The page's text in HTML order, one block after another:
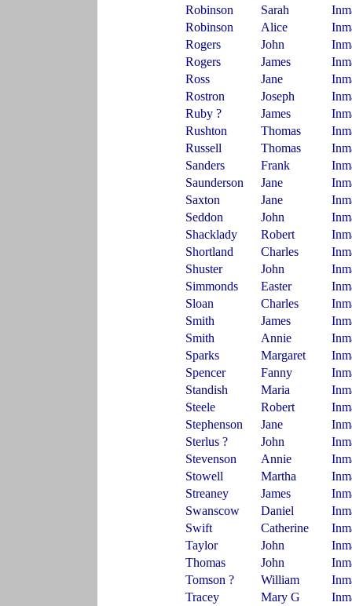
Robinson
Sarah
Robinson
Alice
Rogers
John
Rogers
James
Ross
Jane
Rostron
Joseph
Ruby ?
James
Rushton
Thomas
Russell
Thomas
Sanders
Frank
Saunderson
Jane
Saxton
Jane
Seddon
John
Shacklady
Robert
Shortland
Charles
Shuster
John
Simmonds
Easter
Sloan
Charles
Smith
James
Smith
Annie
Sparks
Margaret
Spencer
Fanny
Standish
Maria
Steele
Robert
Stephenson
Jane
Sterlus ?
John
Stevenson
Annie
Stowell
Martha
Streaney
James
Swanscow
Daniel
Swift
Catherine
Taylor
John
Thomas
John
Tomson ?
William
Tracey
Mary G